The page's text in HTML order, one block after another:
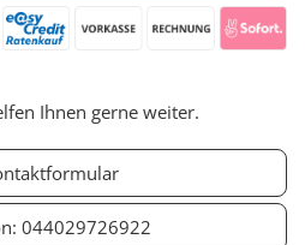
Ihnen gerne weiter.
044029726922